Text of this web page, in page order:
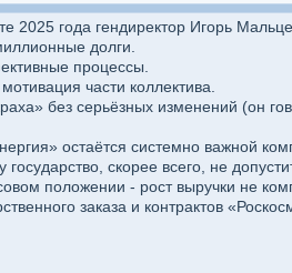
2025 года гендиректор Игорь
долги.
процессы.
части коллектива.
без серьёзных изменений (он
остаётся системно важной
государство, скорее всего, не
положении - рост выручки не
заказа и контрактов